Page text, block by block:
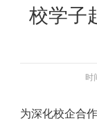
校学子
时
为深化校企合